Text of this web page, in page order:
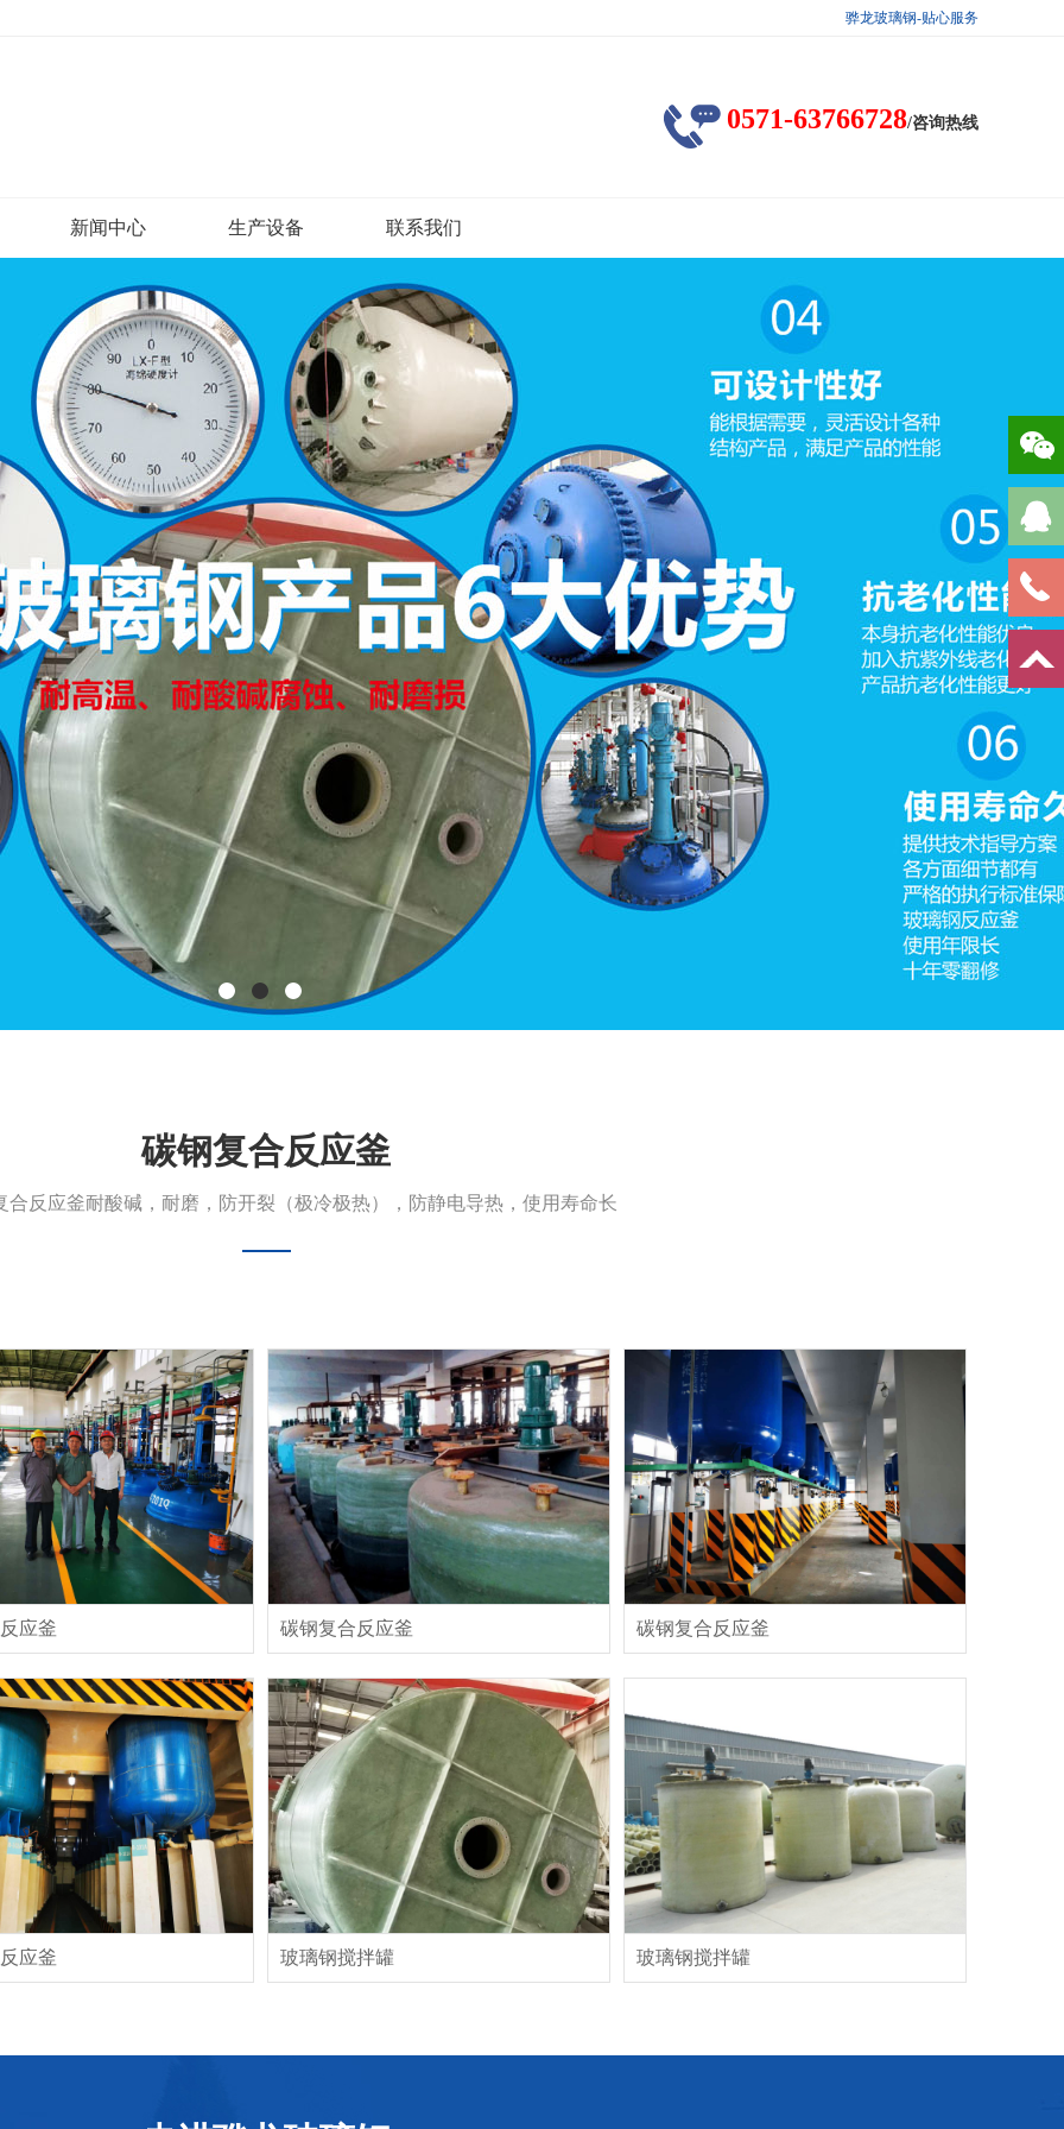
骅龙玻璃钢-贴心服务
0571-63766728/咨询热线
新闻中心 生产设备 联系我们
碳钢复合反应釜
合反应釜耐酸碱，耐磨，防开裂（极冷极热），防静电导热，使用寿命长
应釜 碳钢复合反应釜 碳钢复合反应釜
应釜 玻璃钢搅拌罐 玻璃钢搅拌罐